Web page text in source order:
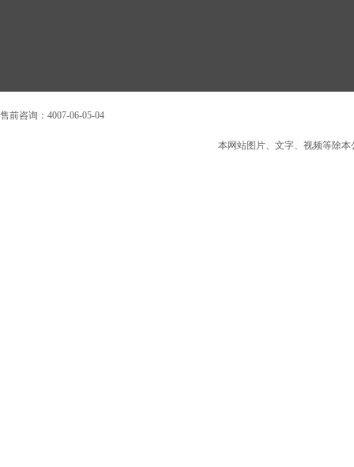
售前咨询：4007-06-05-04
本网站图片、文字、视频等除